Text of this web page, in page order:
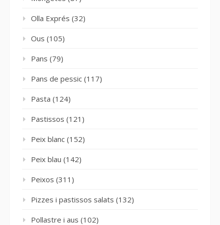
Olla Exprés (32)
Ous (105)
Pans (79)
Pans de pessic (117)
Pasta (124)
Pastissos (121)
Peix blanc (152)
Peix blau (142)
Peixos (311)
Pizzes i pastissos salats (132)
Pollastre i aus (102)